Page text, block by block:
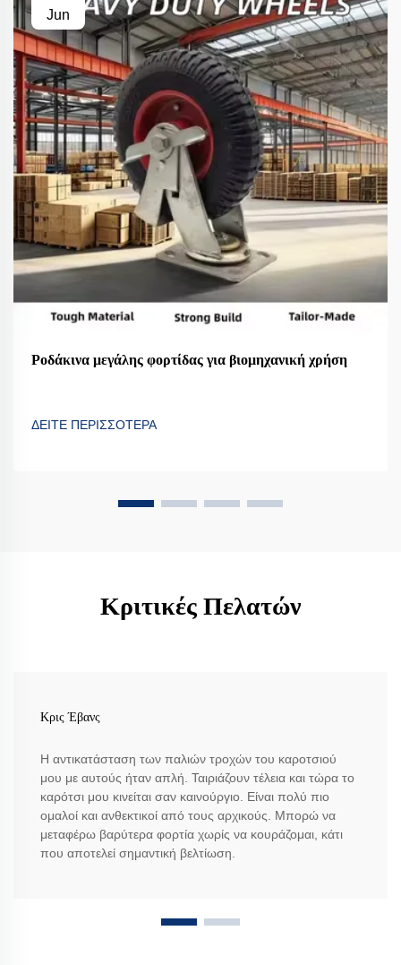
Jun
Ροδάκινα μεγάλης φορτίδας για βιομηχανική χρήση
ΔΕΙΤΕ ΠΕΡΙΣΣΟΤΕΡΑ
Κριτικές Πελατών
Κρις Έβανς
Η αντικατάσταση των παλιών τροχών του καροτσιού
μου με αυτούς ήταν απλή. Ταιριάζουν τέλεια και τώρα το
καρότσι μου κινείται σαν καινούργιο. Είναι πολύ πιο
ομαλοί και ανθεκτικοί από τους αρχικούς. Μπορώ να
μεταφέρω βαρύτερα φορτία χωρίς να κουράζομαι, κάτι
που αποτελεί σημαντική βελτίωση.